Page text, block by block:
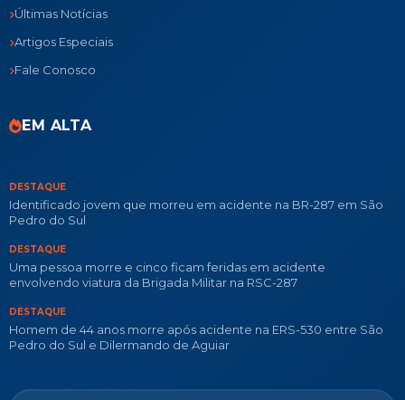
Últimas Notícias
Artigos Especiais
Fale Conosco
EM ALTA
DESTAQUE
Identificado jovem que morreu em acidente na BR-287 em São
Pedro do Sul
DESTAQUE
Uma pessoa morre e cinco ficam feridas em acidente
envolvendo viatura da Brigada Militar na RSC-287
DESTAQUE
Homem de 44 anos morre após acidente na ERS-530 entre São
Pedro do Sul e Dilermando de Aguiar